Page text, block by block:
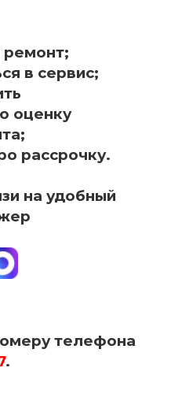
ремонт;
в сервис;
оценку
рассрочку.
на удобный
телефона
.